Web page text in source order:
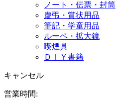
ノート・伝票・封筒
慶弔・賞状用品
筆記・学童用品
ルーペ・拡大鏡
喫煙具
ＤＩＹ書籍
キャンセル
営業時間: